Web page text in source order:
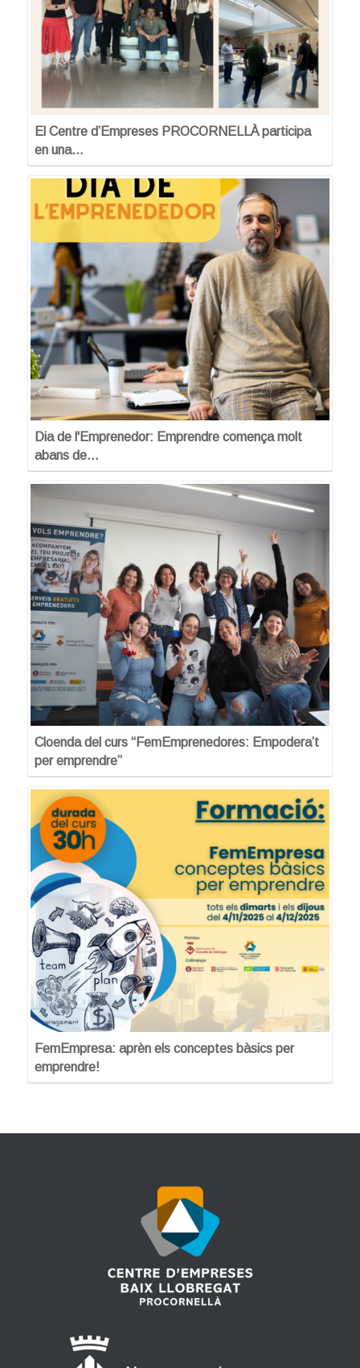
El Centre d’Empreses PROCORNELLÀ participa
en una…
Dia de l'Emprenedor: Emprendre comença molt
abans de…
Cloenda del curs “FemEmprenedores: Empodera’t
per emprendre”
FemEmpresa: aprèn els conceptes bàsics per
emprendre!